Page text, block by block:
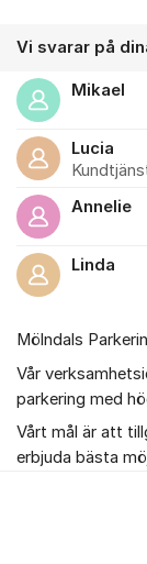
Vi svarar på
Mikael
Lucia
Annelie
Linda
Mölndals
Vår
parkering med
Vårt mål är att
erbjuda bästa